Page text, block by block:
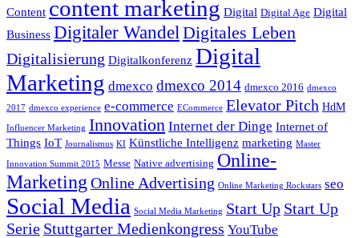
Content content marketing Digital Digital Age Digital
Business Digitaler Wandel Digitales Leben
Digitalisierung Digitalkonferenz Digital
Marketing dmexco dmexco 2014 dmexco 2016 dmexco
2017 dmexco experience e-commerce ECommerce Elevator Pitch HdM
Influencer Marketing Innovation Internet der Dinge Internet of
Things IoT Journalismus KI Künstliche Intelligenz marketing Master
Innovation Summit 2015 Messe Native advertising Online-
Marketing Online Advertising Online Marketing Rockstars seo
Social Media Social Media Marketing Start Up Start Up
Serie Stuttgarter Medienkongress YouTube